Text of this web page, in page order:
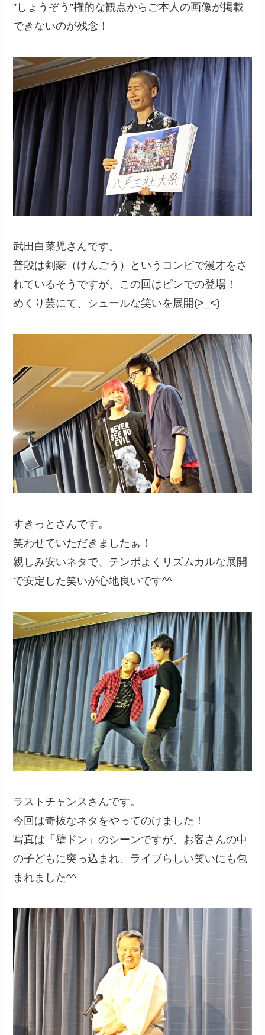
”しょうぞう”権的な観点からご本人の画像が掲載
できないのが残念！
武田白菜児さんです。
普段は剣豪（けんごう）というコンビで漫才をさ
れているそうですが、この回はピンでの登場！
めくり芸にて、シュールな笑いを展開(>_<)
すきっとさんです。
笑わせていただきましたぁ！
親しみ安いネタで、テンポよくリズムカルな展開
で安定した笑いが心地良いです^^
ラストチャンスさんです。
今回は奇抜なネタをやってのけました！
写真は「壁ドン」のシーンですが、お客さんの中
の子どもに突っ込まれ、ライブらしい笑いにも包
まれました^^